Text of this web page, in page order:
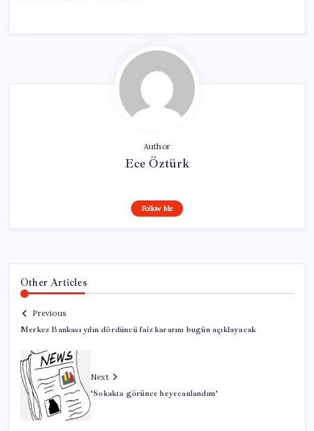
Author
Ece Öztürk
Follow Me
Other Articles
Previous
Merkez Bankası yılın dördüncü faiz kararını bugün açıklayacak
Next
‘Sokakta görünce heyecanlandım’